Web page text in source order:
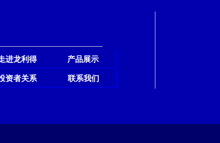
进龙利得 产品展示
资者关系 联系我们